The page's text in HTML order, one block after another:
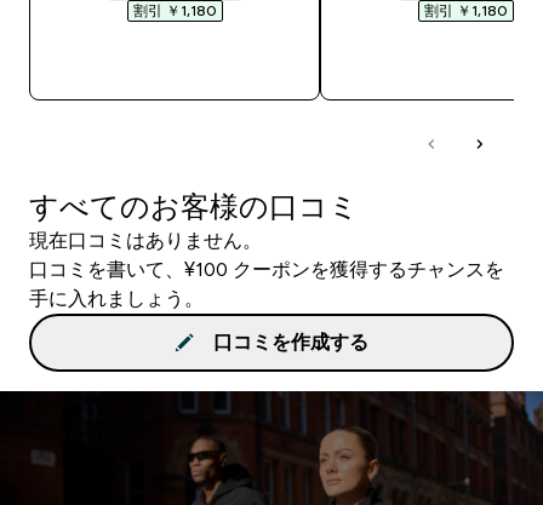
割引 ￥1,180‎
割引 ￥1,180‎
すべてのお客様の口コミ
現在口コミはありません。
口コミを書いて、¥100 クーポンを獲得するチャンスを
手に入れましょう。
口コミを作成する